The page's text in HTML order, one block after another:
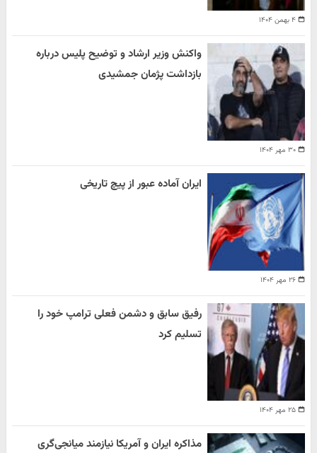
۴ بهمن ۱۴۰۴
۳۰ مهر ۱۴۰۴
واکنش وزیر ارشاد و توضیح پلیس درباره
بازداشت پژمان جمشیدی
۲۶ مهر ۱۴۰۴
ایران آماده عبور از پیچ تاریخی
۲۵ مهر ۱۴۰۴
رفیق سابق و دشمن فعلی ترامپ خود را
تسلیم کرد
مذاکره ایران و آمریکا نیازمند میانجی‌گری